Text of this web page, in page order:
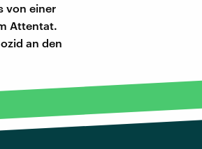
von einer
Attentat.
an den